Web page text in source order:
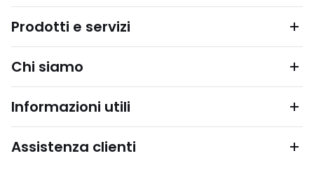
Prodotti e servizi
Chi siamo
Informazioni utili
Assistenza clienti